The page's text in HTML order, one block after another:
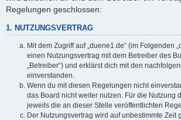
Regelungen geschlossen:
1. NUTZUNGSVERTRAG
Mit dem Zugriff auf „duene1.de“ (im Folgenden
einen Nutzungsvertrag mit dem Betreiber des
„Betreiber“) und erklärst dich mit den
einverstanden.
Wenn du mit diesen Regelungen nicht
das Board nicht weiter nutzen. Für die Nutzung
jeweils die an dieser Stelle veröffentlichten
Der Nutzungsvertrag wird auf unbestimmte Zeit